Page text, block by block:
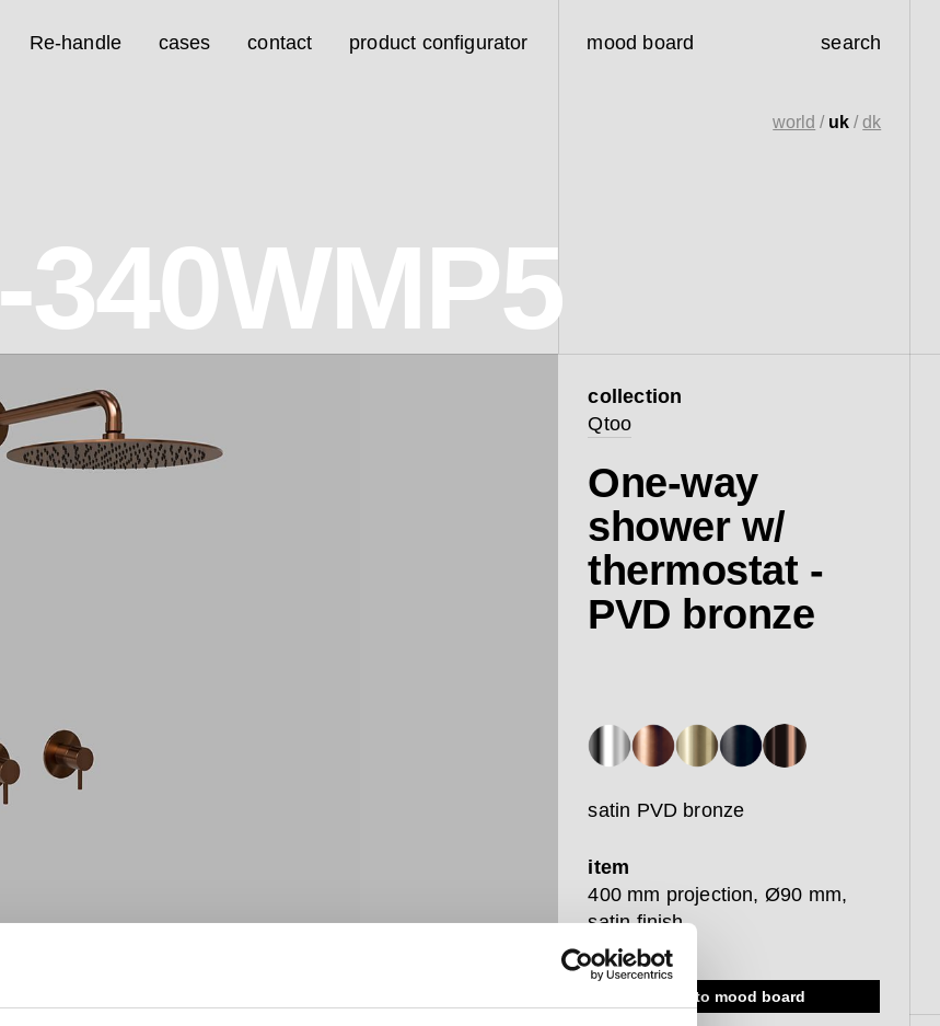
Re-handle cases contact product configurator mood board search
world / uk /dk
collection
Qtoo
One-way
shower w/
thermostat -
PVD bronze
satin PVD bronze
item
400 mm projection, Ø90 mm,
satin finish
add to mood board